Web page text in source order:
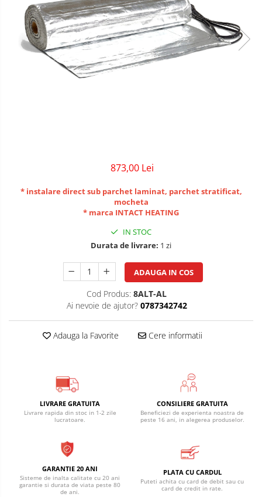
873,00 Lei
* instalare direct sub parchet laminat, parchet stratificat,
mocheta
* marca INTACT HEATING
IN STOC
Durata de livrare: 1 zi
ADAUGA IN COS
Cod Produs: 8ALT-AL
Ai nevoie de ajutor? 0787342742
Adauga la Favorite Cere informatii
LIVRARE GRATUITA
Livrare rapida din stoc in 1-2 zile
lucratoare.
CONSILIERE GRATUITA
Beneficiezi de experienta noastra de
peste 16 ani, in alegerea produselor.
GARANTIE 20 ANI
Sisteme de inalta calitate cu 20 ani
garantie si durata de viata peste 80
de ani.
PLATA CU CARDUL
Puteti achita cu card de debit sau cu
card de credit in rate.